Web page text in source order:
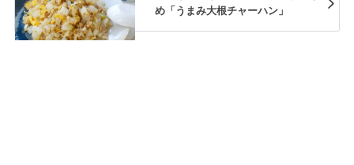
め「うまみ大根チャーハン」